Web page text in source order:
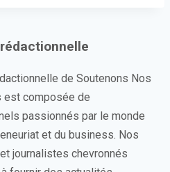
de Soutenons Nos
est composée de
passionnés par le monde
et du business. Nos
journalistes chevronnés